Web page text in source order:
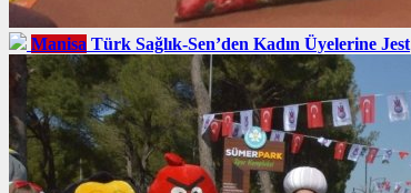
Manisa Türk Sağlık-Sen’den Kadın Üyelerine Jest